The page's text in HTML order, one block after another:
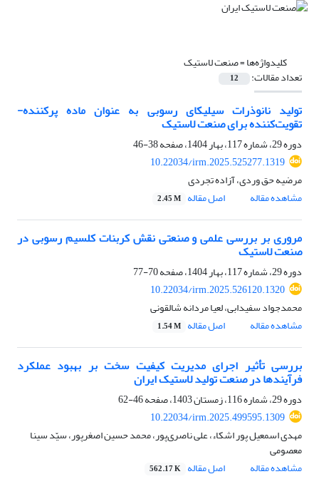
کلیدواژه‌ها =صنعت لاستیک
تعداد مقالات: 12
تولید نانوذرات سیلیکای رسوبی به عنوان ماده پرکننده-
تقویت‌کننده برای صنعت لاستیک
دوره 29، شماره 117، بهار 1404، صفحه
38-46
10.22034/irm.2025.525277.1319
مرضیه حق وردی، آزاده تجردی
مشاهده مقاله
اصل مقاله 2.45 M
مروری بر بررسی علمی و صنعتی نقش کربنات کلسیم رسوبی در
صنعت لاستیک
دوره 29، شماره 117، بهار 1404، صفحه
70-77
10.22034/irm.2025.526120.1320
محمدجواد سفیدابی، لعیا مردانه شالقونی
مشاهده مقاله
اصل مقاله 1.54 M
بررسی تأثیر اجرای مدیریت کیفیت سخت بر بهبود عملکرد
فرآیندها در صنعت تولید لاستیک ایران
دوره 29، شماره 116، زمستان 1403، صفحه
46-62
10.22034/irm.2025.499595.1309
مهدی اسمعیل پور اشکاء، علی ناصری‌پور، محمد حسین اصغرپور، سیّد سینا
معصومی
مشاهده مقاله
اصل مقاله 562.17 K